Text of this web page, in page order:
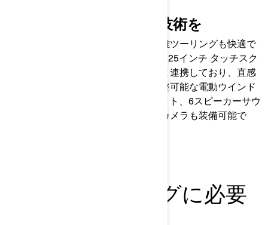
SPYDER RTで指先から最新技術を
豊富なテクノロジーを搭載し、長距離ツーリングも快適で
スムーズに。Apple CarPlay対応の10.25インチ タッチスク
リーンディスプレイはハンドル操作と連携しており、直感
的な操作が実現します。さらに、調整可能な電動ウインド
シールド、プレミアムLEDヘッドライト、6スピーカーサウ
ンドシステム、オプションのバックカメラも装備可能で
長距離ツーリングに必要